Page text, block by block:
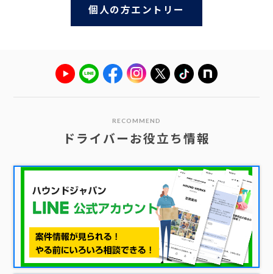
個人の方エントリー
RECOMMEND
ドライバーお役立ち情報